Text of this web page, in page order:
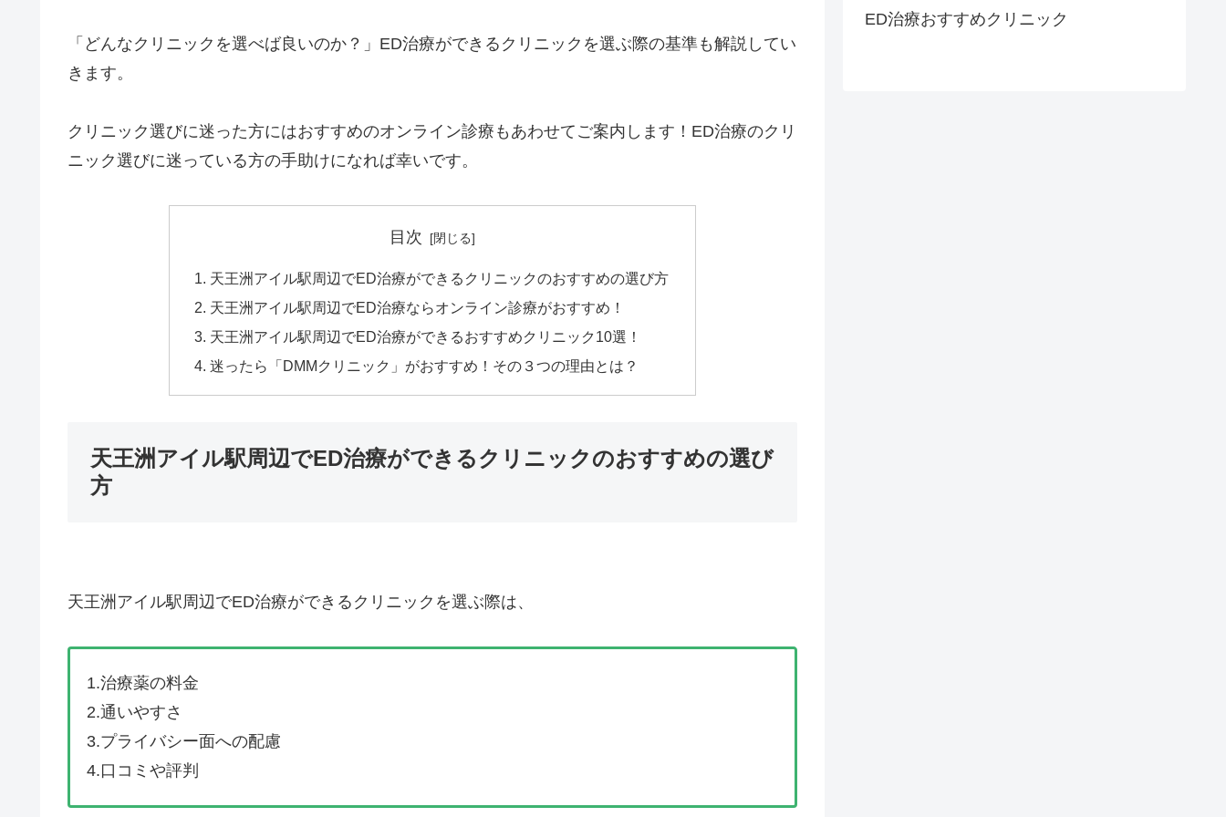
「どんなクリニックを選べば良いのか？」ED治療ができるクリニックを選ぶ際の基準も解説してい
きます。
クリニック選びに迷った方にはおすすめのオンライン診療もあわせてご案内します！ED治療のクリ
ニック選びに迷っている方の手助けになれば幸いです。
目次
天王洲アイル駅周辺でED治療ができるクリニックのおすすめの選び方
天王洲アイル駅周辺でED治療ならオンライン診療がおすすめ！
天王洲アイル駅周辺でED治療ができるおすすめクリニック10選！
迷ったら「DMMクリニック」がおすすめ！その３つの理由とは？
天王洲アイル駅周辺でED治療ができるクリニックのおすすめの選び
方
天王洲アイル駅周辺でED治療ができるクリニックを選ぶ際は、
1.治療薬の料金
2.通いやすさ
3.プライバシー面への配慮
4.口コミや評判
ED治療おすすめクリニック